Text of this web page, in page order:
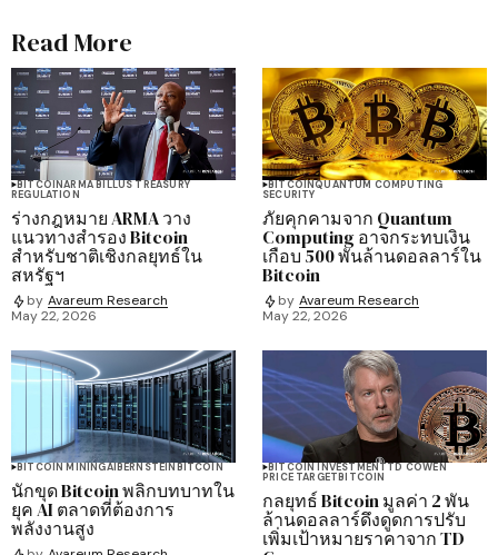
Read More
BITCOINARMA BILLUS TREASURY
REGULATION
ร่างกฎหมาย ARMA วาง
แนวทางสำรอง Bitcoin
สำหรับชาติเชิงกลยุทธ์ใน
สหรัฐฯ
by Avareum Research
May 22, 2026
BITCOINQUANTUM COMPUTING
SECURITY
ภัยคุกคามจาก Quantum
Computing อาจกระทบเงิน
เกือบ 500 พันล้านดอลลาร์ใน
Bitcoin
by Avareum Research
May 22, 2026
BITCOIN MININGAIBERNSTEINBITCOIN
นักขุด Bitcoin พลิกบทบาทใน
ยุค AI ตลาดที่ต้องการ
พลังงานสูง
BITCOIN INVESTMENTTD COWEN
PRICE TARGETBITCOIN
กลยุทธ์ Bitcoin มูลค่า 2 พัน
ล้านดอลลาร์ดึงดูดการปรับ
เพิ่มเป้าหมายราคาจาก TD